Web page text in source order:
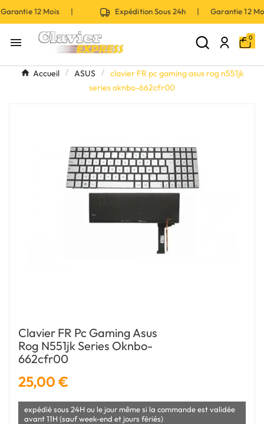
12 Mois | Expédition Sous 24h | Garantie 12
 0
Accueil ASUS
clavier FR pc gaming asus rog n551jk
series oknbo-662cfr00
Clavier FR Pc Gaming Asus
Rog N551jk Series Oknbo-
662cfr00
25,00 €
expédié sous 24H ou le jour même si la commande est validée
avant 11H (sauf week-end et jours fériés)